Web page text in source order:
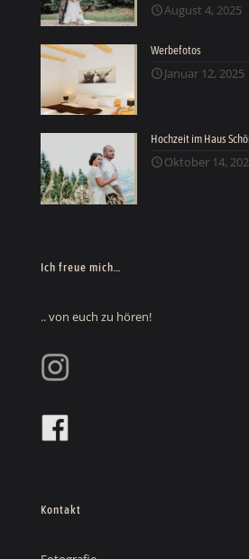
August 4, 2025
Werbefotos
Januar 12, 2025
Hochzeit im Haus
Oktober 14,
Ich freue mich…
.. von euch zu hören!
Kontakt